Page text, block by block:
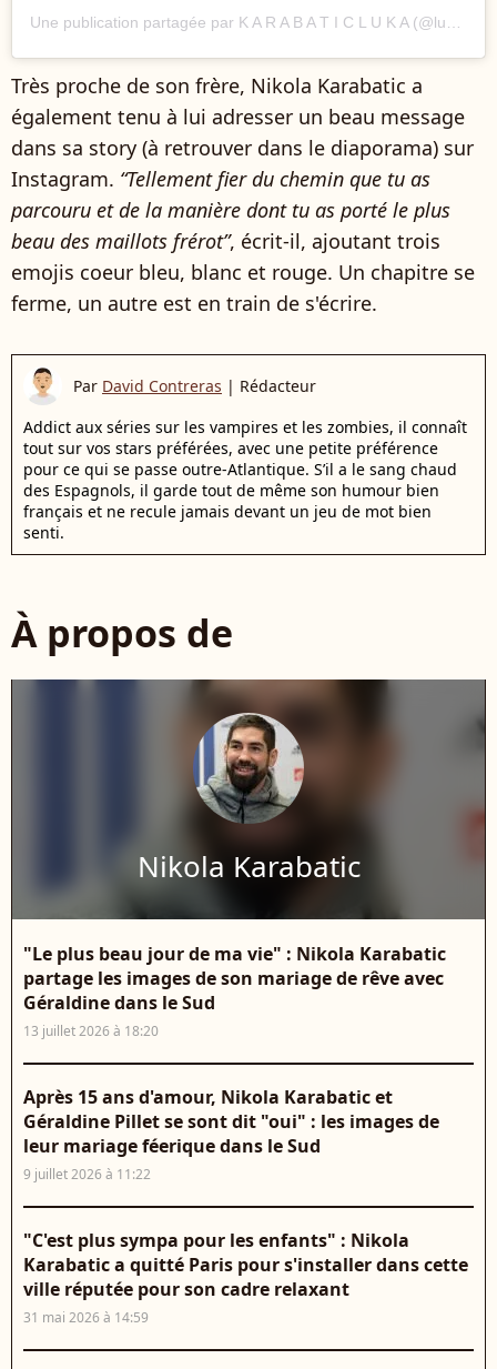
Très proche de son frère, Nikola Karabatic a
également tenu à lui adresser un beau message
dans sa story (à retrouver dans le diaporama) sur
Instagram. “Tellement fier du chemin que tu as
parcouru et de la manière dont tu as porté le plus
beau des maillots frérot”, écrit-il, ajoutant trois
emojis coeur bleu, blanc et rouge. Un chapitre se
ferme, un autre est en train de s'écrire.
Par David Contreras | Rédacteur
Addict aux séries sur les vampires et les zombies, il connaît
tout sur vos stars préférées, avec une petite préférence
pour ce qui se passe outre-Atlantique. S’il a le sang chaud
des Espagnols, il garde tout de même son humour bien
français et ne recule jamais devant un jeu de mot bien
senti.
À propos de
Nikola Karabatic
"Le plus beau jour de ma vie" : Nikola Karabatic
partage les images de son mariage de rêve avec
Géraldine dans le Sud
13 juillet 2026 à 18:20
Après 15 ans d'amour, Nikola Karabatic et
Géraldine Pillet se sont dit "oui" : les images de
leur mariage féerique dans le Sud
9 juillet 2026 à 11:22
"C'est plus sympa pour les enfants" : Nikola
Karabatic a quitté Paris pour s'installer dans cette
ville réputée pour son cadre relaxant
31 mai 2026 à 14:59